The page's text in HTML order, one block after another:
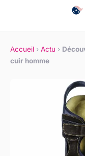
Accueil › Actu ›
cuir homme